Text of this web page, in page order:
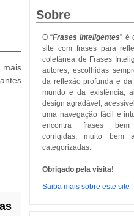
mais
Sobre
O “Frases Inteligentes” é
site com frases para
coletânea de Frases
autores, escolhidas
da reflexão profunda e
mundo e da existência,
design agradável,
uma navegação fácil e
encontra frases bem
corrigidas, muito bem
categorizadas.
Obrigado pela visita!
Saiba mais sobre este site